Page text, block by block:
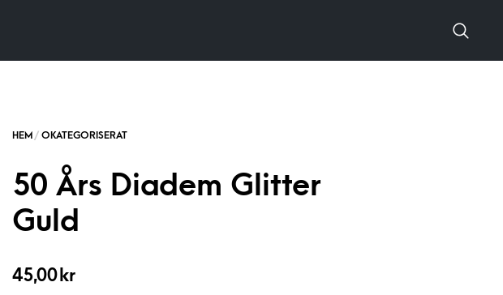
50 Års Diadem Glitter
Guld
45,00 kr